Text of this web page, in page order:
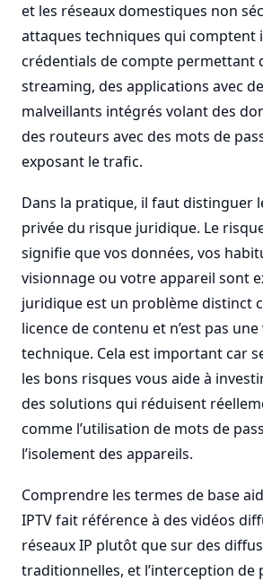
et les réseaux domestiques non
attaques techniques qui comptent
crédentials de compte permettant
streaming, des applications avec
malveillants intégrés volant des
des routeurs avec des mots de
exposant le trafic.
Dans la pratique, il faut distinguer
privée du risque juridique. Le
signifie que vos données, vos
visionnage ou votre appareil sont
juridique est un problème distinct
licence de contenu et n’est pas
technique. Cela est important car
les bons risques vous aide à
des solutions qui réduisent
comme l’utilisation de mots de
l’isolement des appareils.
Comprendre les termes de base
IPTV fait référence à des vidéos
réseaux IP plutôt que sur des
traditionnelles, et l’interception de